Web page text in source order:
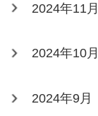
2024年11月
2024年10月
2024年9月